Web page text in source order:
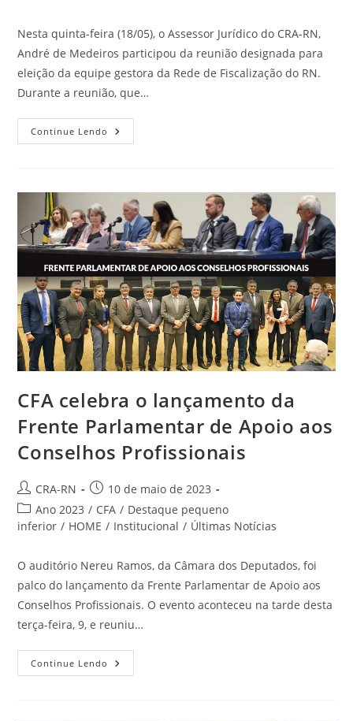
Nesta quinta-feira (18/05), o Assessor Jurídico do CRA-RN,
André de Medeiros participou da reunião designada para
eleição da equipe gestora da Rede de Fiscalização do RN.
Durante a reunião, que…
Continue Lendo CRA-
RN
Rede
De
Fiscalização
Do
RN
CFA celebra o lançamento da
Frente Parlamentar de Apoio aos
Conselhos Profissionais
Autor
do
post:
CRA-RN
Post
publicado:
10 de maio de 2023
Categoria
do
Ano 2023 / CFA / Destaque pequeno
inferior / HOME / Institucional / Últimas Notícias
O auditório Nereu Ramos, da Câmara dos Deputados, foi
palco do lançamento da Frente Parlamentar de Apoio aos
Conselhos Profissionais. O evento aconteceu na tarde desta
terça-feira, 9, e reuniu…
Continue Lendo CFA
Celebra